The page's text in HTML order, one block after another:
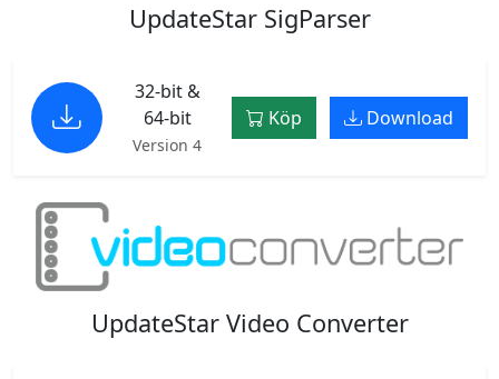
UpdateStar SigParser
32-bit &
64-bit
Version 4
Köp Download
UpdateStar Video Converter